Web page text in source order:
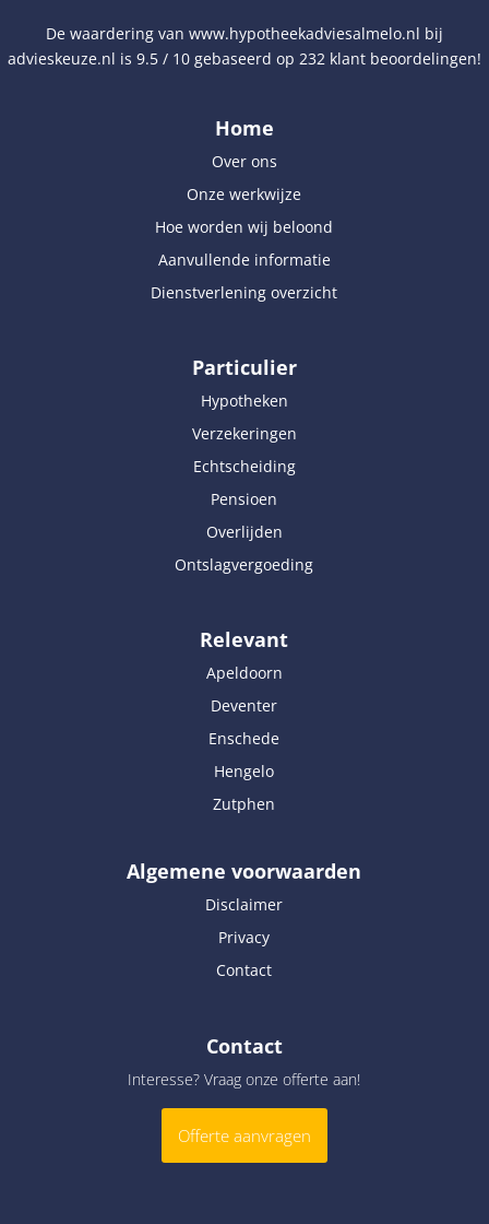
De waardering van www.hypotheekadviesalmelo.nl bij
advieskeuze.nl is 9.5 / 10 gebaseerd op 232 klant beoordelingen!
Home
Over ons
Onze werkwijze
Hoe worden wij beloond
Aanvullende informatie
Dienstverlening overzicht
Particulier
Hypotheken
Verzekeringen
Echtscheiding
Pensioen
Overlijden
Ontslagvergoeding
Relevant
Apeldoorn
Deventer
Enschede
Hengelo
Zutphen
Algemene voorwaarden
Disclaimer
Privacy
Contact
Contact
Interesse? Vraag onze offerte aan!
Offerte aanvragen